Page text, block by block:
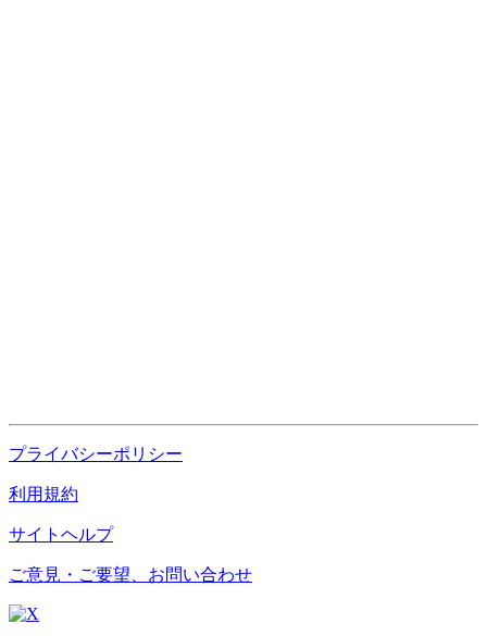
プライバシーポリシー
利用規約
サイトヘルプ
ご意見・ご要望、お問い合わせ